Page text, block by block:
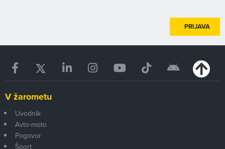
PRIJAVA
V žarometu
Uvodnik
Avto-moto
Pogovor
Šport